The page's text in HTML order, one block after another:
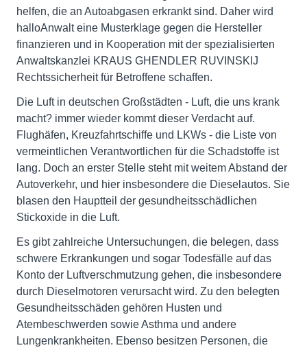
helfen, die an Autoabgasen erkrankt sind. Daher wird
halloAnwalt eine Musterklage gegen die Hersteller
finanzieren und in Kooperation mit der spezialisierten
Anwaltskanzlei KRAUS GHENDLER RUVINSKIJ
Rechtssicherheit für Betroffene schaffen.
Die Luft in deutschen Großstädten - Luft, die uns krank
macht? immer wieder kommt dieser Verdacht auf.
Flughäfen, Kreuzfahrtschiffe und LKWs - die Liste von
vermeintlichen Verantwortlichen für die Schadstoffe ist
lang. Doch an erster Stelle steht mit weitem Abstand der
Autoverkehr, und hier insbesondere die Dieselautos. Sie
blasen den Hauptteil der gesundheitsschädlichen
Stickoxide in die Luft.
Es gibt zahlreiche Untersuchungen, die belegen, dass
schwere Erkrankungen und sogar Todesfälle auf das
Konto der Luftverschmutzung gehen, die insbesondere
durch Dieselmotoren verursacht wird. Zu den belegten
Gesundheitsschäden gehören Husten und
Atembeschwerden sowie Asthma und andere
Lungenkrankheiten. Ebenso besitzen Personen, die